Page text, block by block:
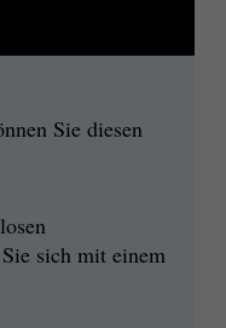
Sie diesen
sich mit einem